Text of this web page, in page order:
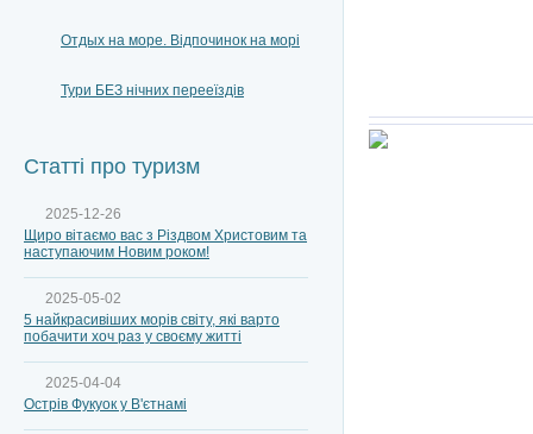
Отдых на море. Відпочинок на морі
Тури БЕЗ нічних перееїздів
Статті про туризм
2025-12-26
Щиро вітаємо вас з Різдвом Христовим та
наступаючим Новим роком!
2025-05-02
5 найкрасивіших морів світу, які варто
побачити хоч раз у своєму житті
2025-04-04
Острів Фукуок у В'єтнамі